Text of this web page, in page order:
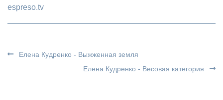
espreso.tv
Елена Кудренко - Выжженная земля
Елена Кудренко - Весовая категория